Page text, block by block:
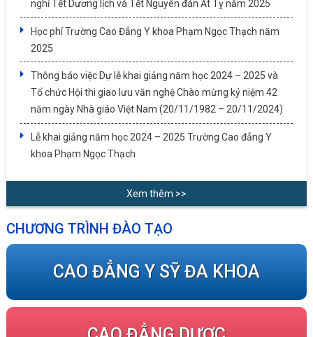
nghỉ Tết Dương lịch và Tết Nguyên đán Ất Tỵ năm 2025
Học phí Trường Cao Đẳng Y khoa Phạm Ngọc Thạch năm
2025
Thông báo việc Dự lễ khai giảng năm học 2024 – 2025 và
Tổ chức Hội thi giao lưu văn nghệ Chào mừng kỷ niệm 42
năm ngày Nhà giáo Việt Nam (20/11/1982 – 20/11/2024)
Lễ khai giảng năm học 2024 – 2025 Trường Cao đẳng Y
khoa Phạm Ngọc Thạch
Xem thêm >>
CHƯƠNG TRÌNH ĐÀO TẠO
CAO ĐẲNG Y SỸ ĐA KHOA